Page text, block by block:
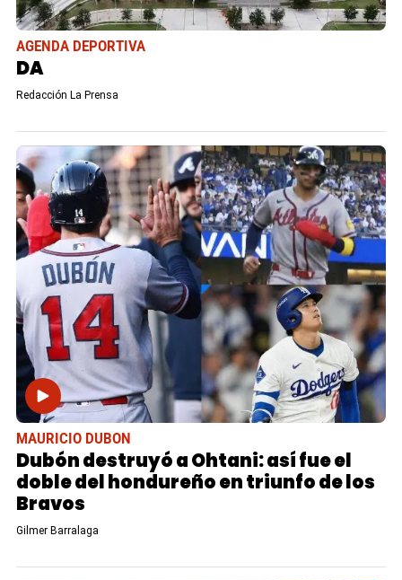
AGENDA DEPORTIVA
DA
Redacción La Prensa
MAURICIO DUBON
Dubón destruyó a Ohtani: así fue el
doble del hondureño en triunfo de los
Bravos
Gilmer Barralaga